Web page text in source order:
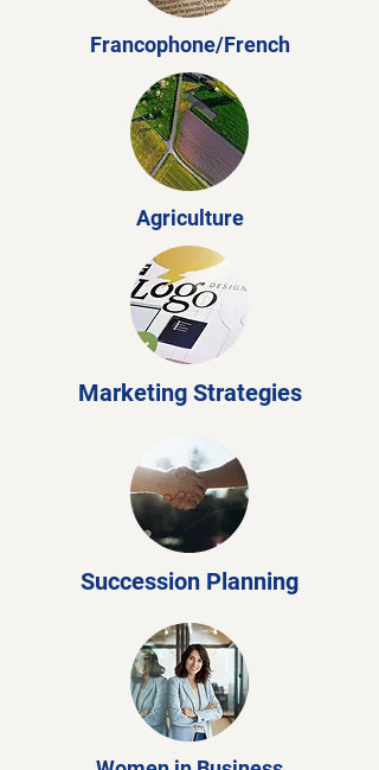
Francophone/French
Agriculture
Marketing Strategies
Succession Planning